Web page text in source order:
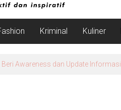
Kriminal Kuliner
Beri Awareness dan Update